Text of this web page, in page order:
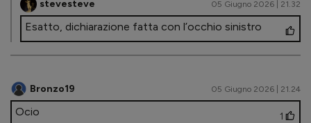
stevesteve 05 Giugno 2026 | 21.32
Esatto, dichiarazione fatta con l’occhio sinistro
Bronzo19 05 Giugno 2026 | 21.24
Ocio 1